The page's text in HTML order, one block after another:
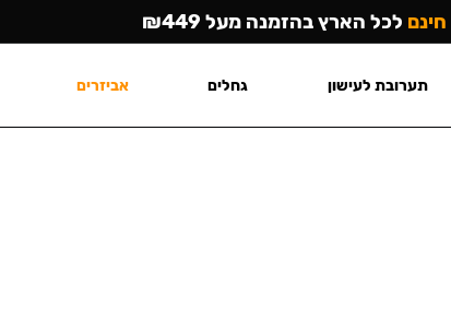
חינם לכל הארץ בהזמנה מעל ₪449
תערובת לעישון גחלים אביזרים